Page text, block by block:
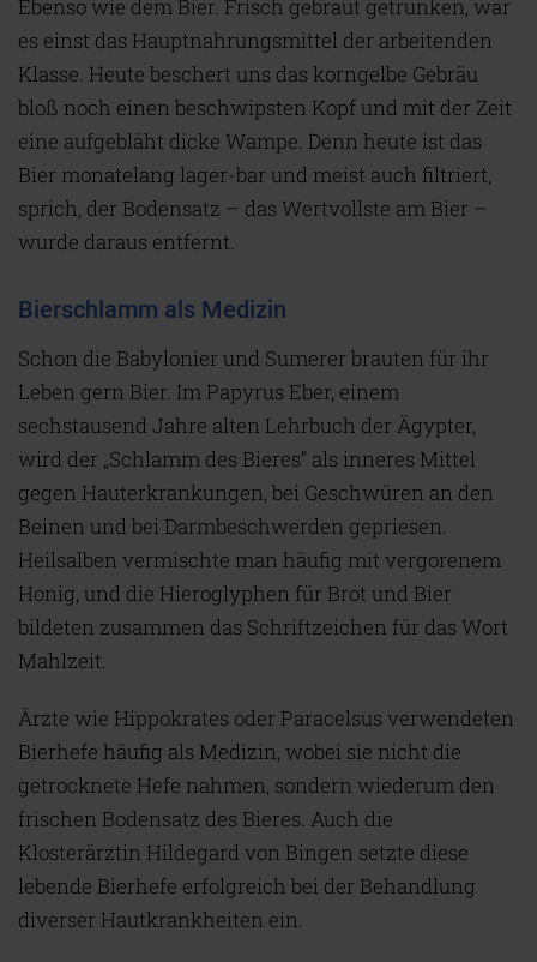
Ebenso wie dem Bier. Frisch gebraut getrunken, war
es einst das Hauptnahrungsmittel der arbeitenden
Klasse. Heute beschert uns das korngelbe Gebräu
bloß noch einen beschwipsten Kopf und mit der Zeit
eine aufgebläht dicke Wampe. Denn heute ist das
Bier monatelang lager-bar und meist auch filtriert,
sprich, der Bodensatz – das Wertvollste am Bier –
wurde daraus entfernt.
Bierschlamm als Medizin
Schon die Babylonier und Sumerer brauten für ihr
Leben gern Bier. Im Papyrus Eber, einem
sechstausend Jahre alten Lehrbuch der Ägypter,
wird der „Schlamm des Bieres“ als inneres Mittel
gegen Hauterkrankungen, bei Geschwüren an den
Beinen und bei Darmbeschwerden gepriesen.
Heilsalben vermischte man häufig mit vergorenem
Honig, und die Hieroglyphen für Brot und Bier
bildeten zusammen das Schriftzeichen für das Wort
Mahlzeit.
Ärzte wie Hippokrates oder Paracelsus verwendeten
Bierhefe häufig als Medizin, wobei sie nicht die
getrocknete Hefe nahmen, sondern wiederum den
frischen Bodensatz des Bieres. Auch die
Klosterärztin Hildegard von Bingen setzte diese
lebende Bierhefe erfolgreich bei der Behandlung
diverser Hautkrankheiten ein.